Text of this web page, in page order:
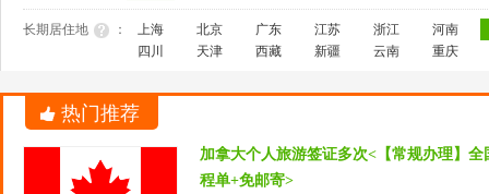
长期居住地 ： 上海 北京 广东 江苏 浙江
河南
四川
天津 西藏 新疆 云南 重庆
热门推荐
加拿大个人旅游签证多次<【常规办理】
程单+免邮寄>